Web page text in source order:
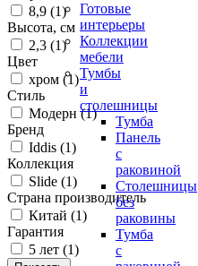
Готовые
интерьеры
Коллекции
мебели
Тумбы
и
столешницы
Тумба
Панель
с
раковиной
Столешницы
без
раковины
Тумба
с
8,9 (1)
Высота, см
2,3 (1)
Цвет
хром (1)
Стиль
Модерн (1)
Бренд
Iddis (1)
Коллекция
Slide (1)
Страна производитель
Китай (1)
Гарантия
5 лет (1)